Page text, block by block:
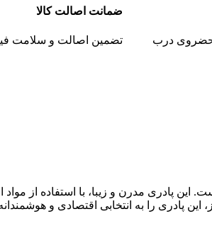
حضروی درب
ضمانت اصالت کالا
تضمین اصالت و سلامت
پادری مدرن و زیبا، با استفاده از مواد
پادری را به انتخابی اقتصادی و